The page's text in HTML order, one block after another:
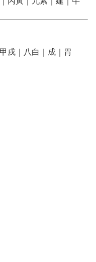
甲戌｜八白｜成｜胃